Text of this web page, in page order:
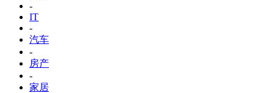
-
IT
-
汽车
-
房产
-
家居